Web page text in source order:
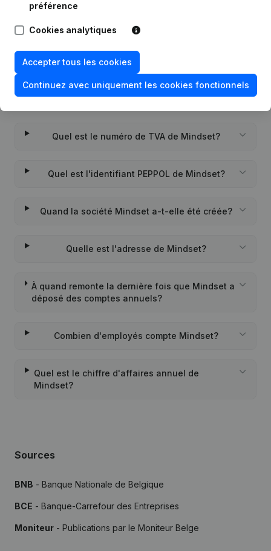
Succursale, etc...)
Quel est le numéro de TVA de Mindset?
Quel est l'identifiant PEPPOL de Mindset?
Quand la société Mindset a-t-elle été créée?
Quelle est l'adresse de Mindset?
À quand remonte la dernière fois que Mindset a
déposé des comptes annuels?
Combien d'employés compte Mindset?
Quel est le chiffre d'affaires annuel de
Mindset?
Sources
BNB - Banque Nationale de Belgique
BCE - Banque-Carrefour des Entreprises
Moniteur - Publications par le Moniteur Belge
préférence
Cookies analytiques
Accepter tous les cookies
Continuez avec uniquement les cookies fonctionnels